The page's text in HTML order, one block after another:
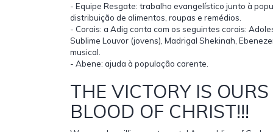
- Equipe Resgate: trabalho evangelístico junto à
distribuição de alimentos, roupas e remédios.
- Corais: a Adig conta com os seguintes corais:
Sublime Louvor (jovens), Madrigal Shekinah,
musical.
- Abene: ajuda à população carente.
THE VICTORY IS
BLOOD OF CHRIST!!!